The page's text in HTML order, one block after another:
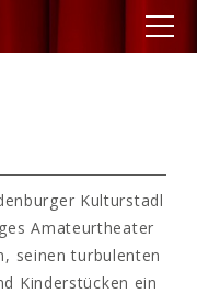
Kulturstadl
Amateurtheater
seinen turbulenten
Kinderstücken ein